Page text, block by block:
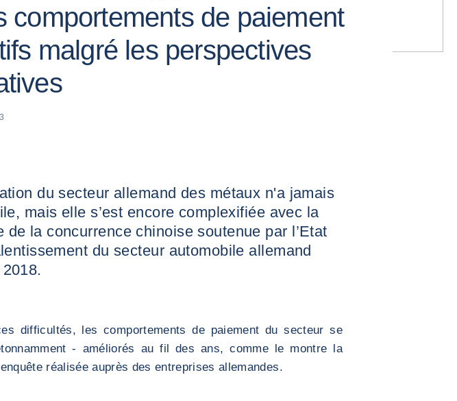
comportements de paiement
malgré les perspectives
du secteur allemand des métaux n'a jamais
mais elle s’est encore complexifiée avec la
de la concurrence chinoise soutenue par l’Etat
du secteur automobile allemand
difficultés, les comportements de paiement du secteur se
- améliorés au fil des ans, comme le montre la
réalisée auprès des entreprises allemandes.